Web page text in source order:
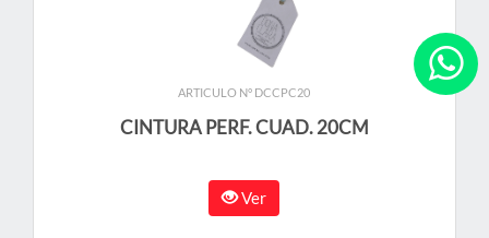
ARTICULO N° DCCPC20
CINTURA PERF. CUAD. 20CM
Ver